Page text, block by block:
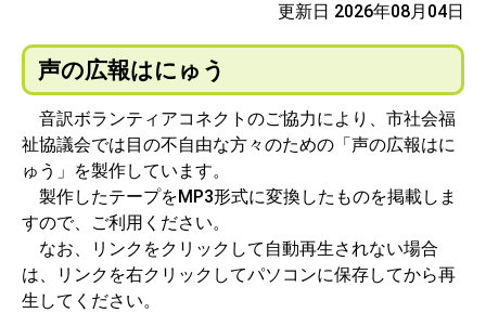
更新日 2026年08月04日
声の広報はにゅう
音訳ボランティアコネクトのご協力により、市社会福
祉協議会では目の不自由な方々のための「声の広報はに
ゅう」を製作しています。
製作したテープをMP3形式に変換したものを掲載しま
すので、ご利用ください。
なお、リンクをクリックして自動再生されない場合
は、リンクを右クリックしてパソコンに保存してから再
生してください。